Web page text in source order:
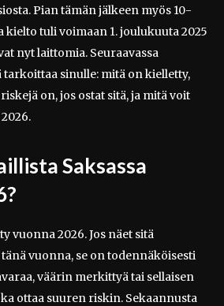
Pian tämän jälkeen myös 10-
kielto tuli voimaan 1. joulukuuta 2025
nyt laittomia. Seuraavassa
sinulle: mitä on kielletty,
on, jos ostat sitä, ja mitä voit
Saksassa
vuonna 2026. Jos näet sitä
tänä vuonna, se on todennäköisesti
väärin merkittyä tai sellaisen
ottaa suuren riskin. Sekaannusta